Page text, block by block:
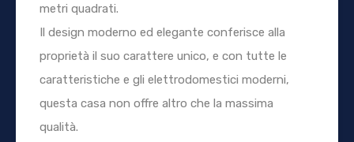
metri quadrati.
Il design moderno ed elegante conferisce alla
proprietà il suo carattere unico, e con tutte le
caratteristiche e gli elettrodomestici moderni,
questa casa non offre altro che la massima
qualità.